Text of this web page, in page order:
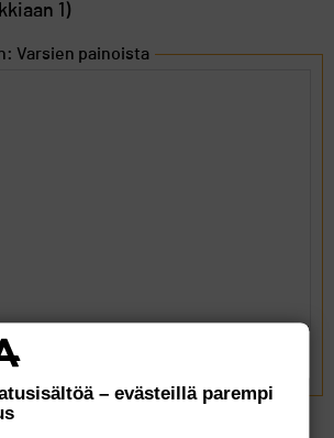
1)
Varsien painoista
– evästeillä parempi